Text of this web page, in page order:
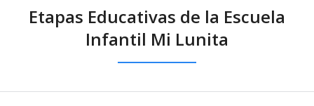
Etapas Educativas de la Escuela
Infantil Mi Lunita